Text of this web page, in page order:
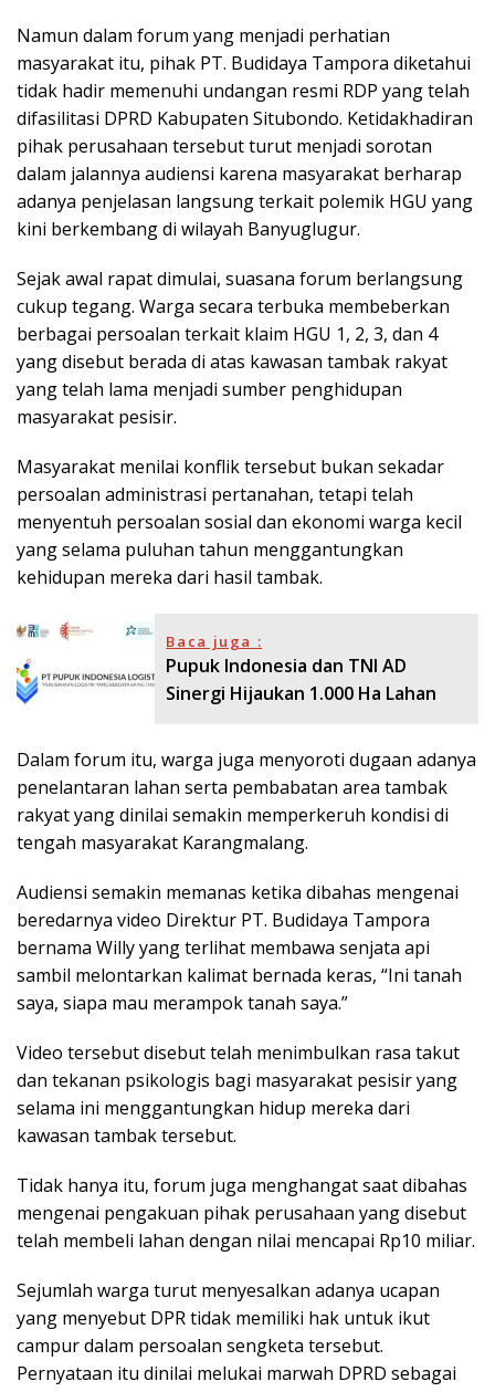
Namun dalam forum yang menjadi perhatian
masyarakat itu, pihak PT. Budidaya Tampora diketahui
tidak hadir memenuhi undangan resmi RDP yang telah
difasilitasi DPRD Kabupaten Situbondo. Ketidakhadiran
pihak perusahaan tersebut turut menjadi sorotan
dalam jalannya audiensi karena masyarakat berharap
adanya penjelasan langsung terkait polemik HGU yang
kini berkembang di wilayah Banyuglugur.
Sejak awal rapat dimulai, suasana forum berlangsung
cukup tegang. Warga secara terbuka membeberkan
berbagai persoalan terkait klaim HGU 1, 2, 3, dan 4
yang disebut berada di atas kawasan tambak rakyat
yang telah lama menjadi sumber penghidupan
masyarakat pesisir.
Masyarakat menilai konflik tersebut bukan sekadar
persoalan administrasi pertanahan, tetapi telah
menyentuh persoalan sosial dan ekonomi warga kecil
yang selama puluhan tahun menggantungkan
kehidupan mereka dari hasil tambak.
Baca juga :
Pupuk Indonesia dan TNI AD
Sinergi Hijaukan 1.000 Ha Lahan
Dalam forum itu, warga juga menyoroti dugaan adanya
penelantaran lahan serta pembabatan area tambak
rakyat yang dinilai semakin memperkeruh kondisi di
tengah masyarakat Karangmalang.
Audiensi semakin memanas ketika dibahas mengenai
beredarnya video Direktur PT. Budidaya Tampora
bernama Willy yang terlihat membawa senjata api
sambil melontarkan kalimat bernada keras, “Ini tanah
saya, siapa mau merampok tanah saya.”
Video tersebut disebut telah menimbulkan rasa takut
dan tekanan psikologis bagi masyarakat pesisir yang
selama ini menggantungkan hidup mereka dari
kawasan tambak tersebut.
Tidak hanya itu, forum juga menghangat saat dibahas
mengenai pengakuan pihak perusahaan yang disebut
telah membeli lahan dengan nilai mencapai Rp10 miliar.
Sejumlah warga turut menyesalkan adanya ucapan
yang menyebut DPR tidak memiliki hak untuk ikut
campur dalam persoalan sengketa tersebut.
Pernyataan itu dinilai melukai marwah DPRD sebagai